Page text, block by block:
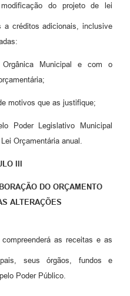
do projeto de lei
a créditos adicionais, inclusive
Municipal e com o
motivos que as justifique;
Poder Legislativo Municipal
Orçamentária anual.
III
DO ORÇAMENTO
ALTERAÇÕES
as receitas e as
seus órgãos, fundos e
Poder Público.